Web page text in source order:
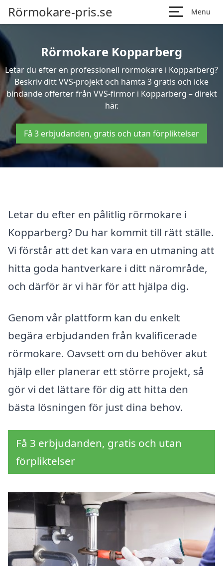
Rörmokare-pris.se Menu
Rörmokare Kopparberg
Letar du efter en professionell rörmokare i Kopparberg?
Beskriv ditt VVS-projekt och hämta 3 gratis och icke
bindande offerter från VVS-firmor i Kopparberg – direkt
här.
Få 3 erbjudanden, gratis och utan förpliktelser
Letar du efter en pålitlig rörmokare i
Kopparberg? Du har kommit till rätt ställe.
Vi förstår att det kan vara en utmaning att
hitta goda hantverkare i ditt närområde,
och därför är vi här för att hjälpa dig.
Genom vår plattform kan du enkelt
begära erbjudanden från kvalificerade
rörmokare. Oavsett om du behöver akut
hjälp eller planerar ett större projekt, så
gör vi det lättare för dig att hitta den
bästa lösningen för just dina behov.
Få 3 erbjudanden, gratis och utan
förpliktelser